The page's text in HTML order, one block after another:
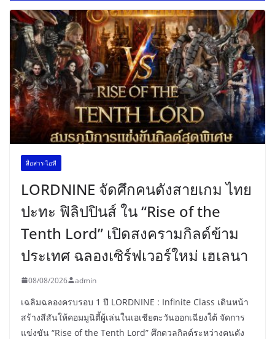
สื่อสาร-ไอที
LORDNINE จัดศึกคนดังสายเกม ไทย
ปะทะ ฟิลิปปินส์ ใน “Rise of the
Tenth Lord” เปิดสงครามกิลด์ข้าม
ประเทศ ฉลองเซิร์ฟเวอร์ใหม่ เฮเลนา
08/08/2026 admin
เฉลิมฉลองครบรอบ 1 ปี LORDNINE : Infinite Class เดินหน้า
สร้างสีสันให้คอมมูนิตี้ผู้เล่นในเอเชียตะวันออกเฉียงใต้ จัดการ
แข่งขัน “Rise of the Tenth Lord” ศึกดวลกิลด์ระหว่างคนดัง